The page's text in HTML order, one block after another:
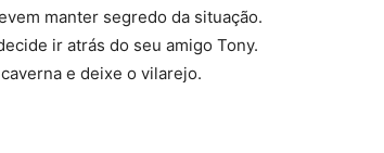
manter segredo da situação.
ir atrás do seu amigo Tony.
e deixe o vilarejo.